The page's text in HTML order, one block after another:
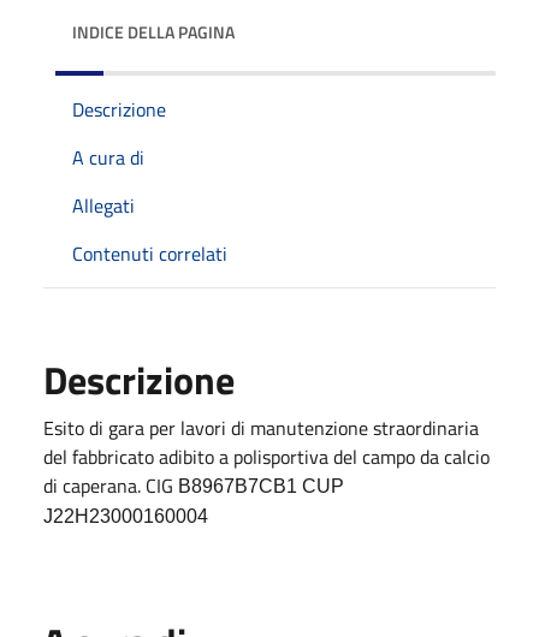
INDICE DELLA PAGINA
Descrizione
A cura di
Allegati
Contenuti correlati
Descrizione
Esito di gara per lavori di manutenzione straordinaria
del fabbricato adibito a polisportiva del campo da calcio
di caperana. CIG B8967B7CB1 CUP
J22H23000160004